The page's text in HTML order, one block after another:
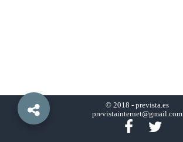
© 2018 - prevista.es
previstainternet@gmail.com